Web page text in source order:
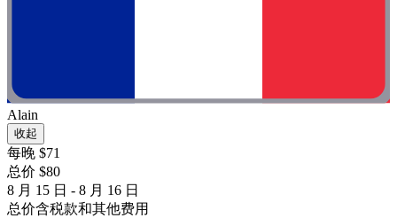
Alain
收起
每晚 $71
总价 $80
8 月 15 日 - 8 月 16 日
总价含税款和其他费用